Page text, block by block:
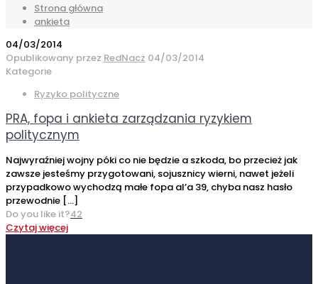
Strona główna
ankieta
04/03/2014
Opublikowany przez RedNacz 04/03/2014
Kategorie
Ryzyko polityczne
PRA, fopa i ankieta zarządzania ryzykiem
politycznym
Najwyraźniej wojny póki co nie będzie a szkoda, bo przecież jak
zawsze jesteśmy przygotowani, sojusznicy wierni, nawet jeżeli
przypadkowo wychodzą małe fopa al’a 39, chyba nasz hasło
przewodnie […]
Do you like it?42
Czytaj więcej